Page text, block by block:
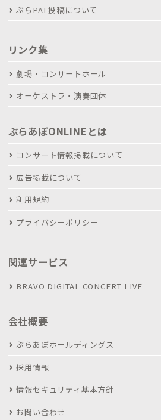
ぶらPAL投稿について
リンク集
劇場・コンサートホール
オーケストラ・演奏団体
ぶらあぼONLINEとは
コンサート情報掲載について
広告掲載について
利用規約
プライバシーポリシー
関連サービス
BRAVO DIGITAL CONCERT LIVE
会社概要
ぶらあぼホールディングス
採用情報
情報セキュリティ基本方針
お問い合わせ